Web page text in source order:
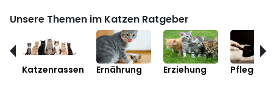
Unsere Themen im Katzen Ratgeber
Katzenrassen Ernährung Erziehung Pflege